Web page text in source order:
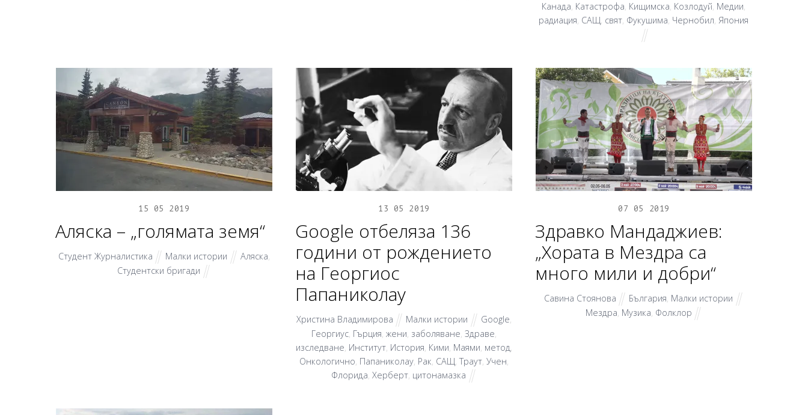
Канада, Катастрофа, Кищимска, Козлодуй, Медии,
радиация, САЩ, свят, Фукушима, Чернобил,Япония
15 05 2019
Аляска – „голямата земя“
Студент Журналистика Малки истории Аляска,
Студентски бригади
13 05 2019
Google отбеляза 136
години от рождението
на Георгиос
Папаниколау
Христина Владимирова Малки истории Google,
Георгиус, Гърция жени заболяване Здраве
изследване Институт, История Кими Маями метод
Онкологично Папаниколау, Рак САЩ ,Траут, Учен
Флорида ,Херберт цитонамазка
07 05 2019
Здравко Мандаджиев:
„Хората в Мездра са
много мили и добри“
Савина Стоянова България, Малки истории
Мездра Музика Фолклор